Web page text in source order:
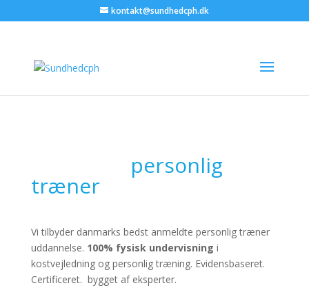
kontakt@sundhedcph.dk
personlig
træneruddannelse
Vi tilbyder danmarks bedst anmeldte personlig træner
uddannelse. 100% fysisk undervisning i
kostvejledning og personlig træning. Evidensbaseret.
Certificeret. bygget af eksperter.